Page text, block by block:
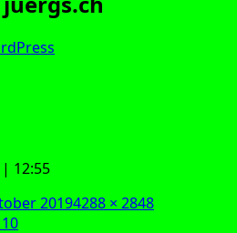
12:55
2019Originalgröße
4288 × 2848